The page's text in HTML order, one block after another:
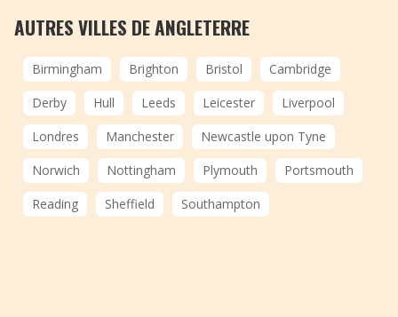
AUTRES VILLES DE ANGLETERRE
Birmingham Brighton Bristol
Cambridge
Derby
Hull Leeds Leicester
Liverpool
Londres
Manchester
Newcastle upon Tyne
Norwich
Nottingham Plymouth
Portsmouth
Reading
Sheffield Southampton